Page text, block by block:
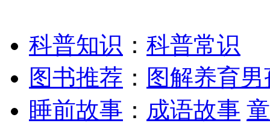
科普知识 ： 科普常识
图书推荐 ： 图解养育男
睡前故事 ： 成语故事